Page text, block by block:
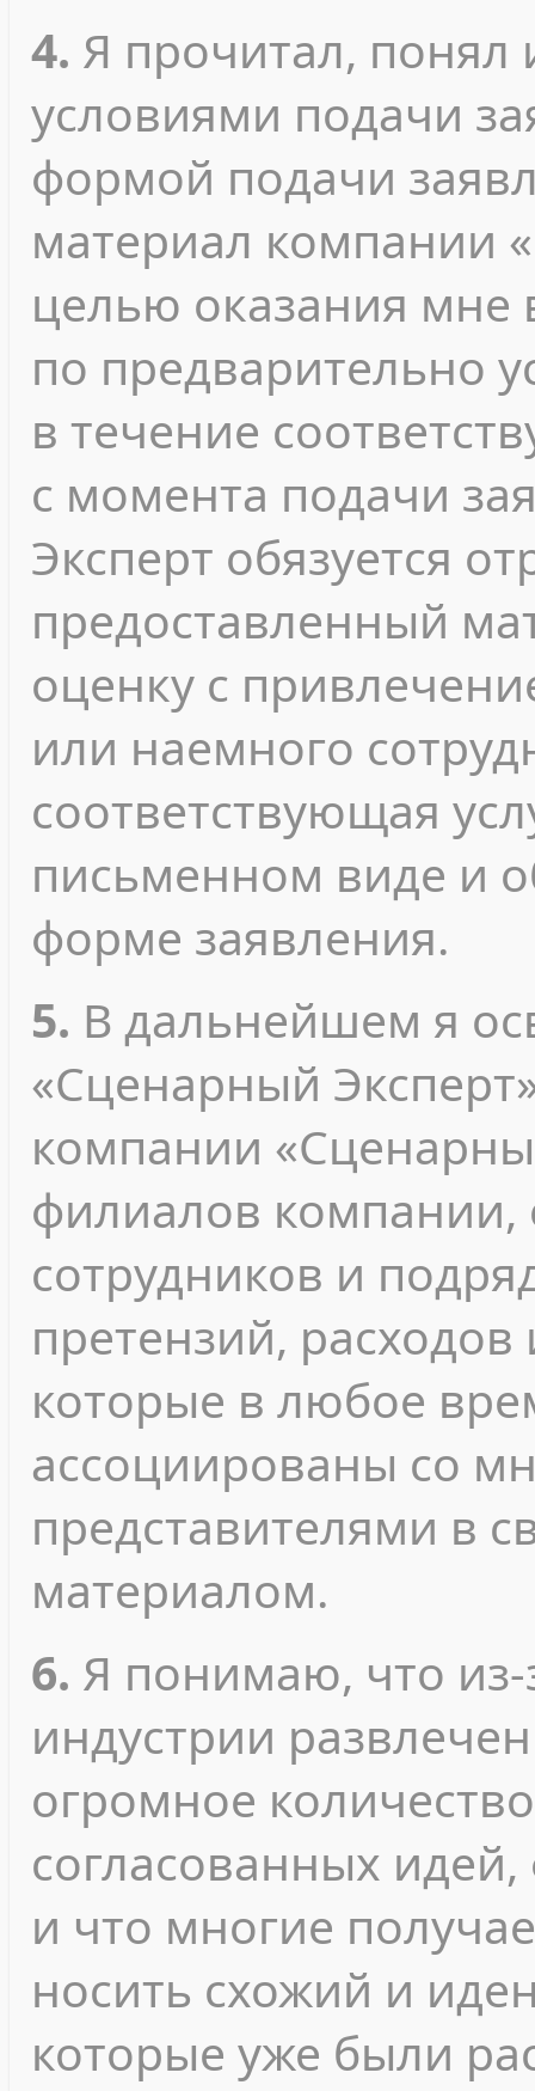
4. Я прочитал, понял
условиями подачи
формой подачи
материал компании
целью оказания мне
по предварительно
в течение
с момента подачи
Эксперт обязуется
предоставленный
оценку с
или наемного
соответствующая
письменном виде и
форме заявления.
5. В дальнейшем я
«Сценарный
компании
филиалов компании,
сотрудников и
претензий, расходов
которые в любое
ассоциированы со
представителями в
материалом.
6. Я понимаю, что из-
индустрии
огромное
согласованных
и что многие
носить схожий и
которые уже были